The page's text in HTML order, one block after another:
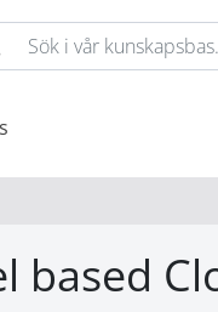
based